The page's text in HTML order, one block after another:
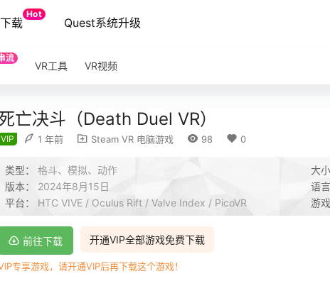
载
Hot
Quest系统升级
流
VR工具 VR视频
亡决斗（Death Duel VR）
VIP 1 年前 Steam VR 电脑游戏 98 0
类型： 格斗、模拟、动作 大
版本： 2024年8月15日 语
平台： HTC VIVE / Oculus Rift / Valve Index / PicoVR 游
开通VIP全部游戏免费下载
前往下载
专享游戏，请开通VIP后再下载这个游戏！